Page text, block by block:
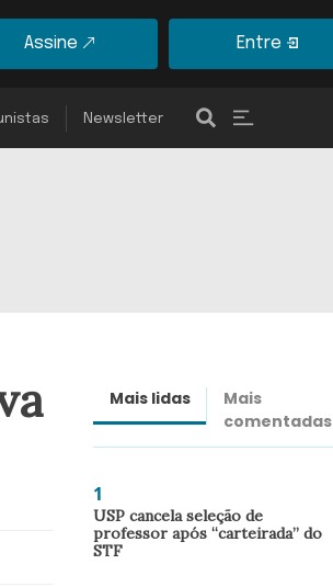
Assine Entre
Newsletter
Mais lidas
Mais
comentadas
1
USP cancela seleção de
professor após “carteirada” do
STF